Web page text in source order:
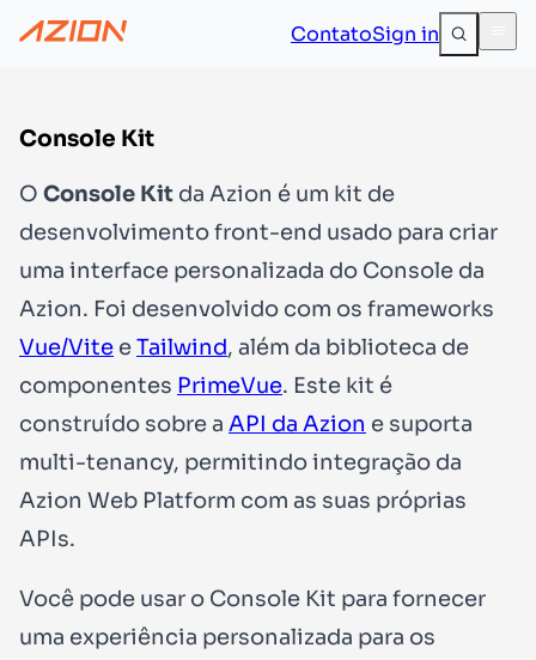
ContatoSign in
Console Kit
O Console Kit da Azion é um kit de
desenvolvimento front-end usado para criar
uma interface personalizada do Console da
Azion. Foi desenvolvido com os frameworks
Vue/Vite eTailwind, além da biblioteca de
componentes PrimeVue. Este kit é
construído sobre a API da Azion e suporta
multi-tenancy, permitindo integração da
Azion Web Platform com as suas próprias
APIs.
Você pode usar o Console Kit para fornecer
uma experiência personalizada para os